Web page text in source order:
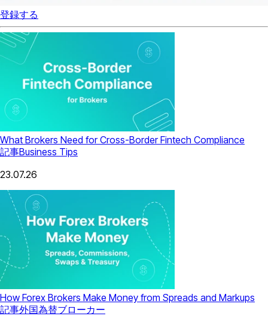
登録する
What Brokers Need for Cross-Border Fintech Compliance
記事Business Tips
23.07.26
How Forex Brokers Make Money from Spreads and Markups
記事外国為替ブローカー